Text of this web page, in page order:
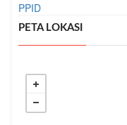
PPID
PETA LOKASI